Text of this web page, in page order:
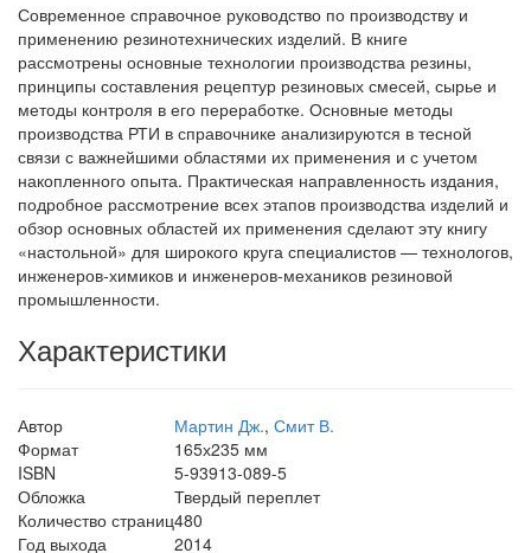
Современное справочное руководство по производству и
применению резинотехнических изделий. В книге
рассмотрены основные технологии производства резины,
принципы составления рецептур резиновых смесей, сырье и
методы контроля в его переработке. Основные методы
производства РТИ в справочнике анализируются в тесной
связи с важнейшими областями их применения и с учетом
накопленного опыта. Практическая направленность издания,
подробное рассмотрение всех этапов производства изделий и
обзор основных областей их применения сделают эту книгу
«настольной» для широкого круга специалистов — технологов,
инженеров-химиков и инженеров-механиков резиновой
промышленности.
Характеристики
Автор Мартин Дж., Смит В.
Формат
165х235 мм
ISBN
5-93913-089-5
Обложка
Твердый переплет
Количество страниц480
Год выхода
2014